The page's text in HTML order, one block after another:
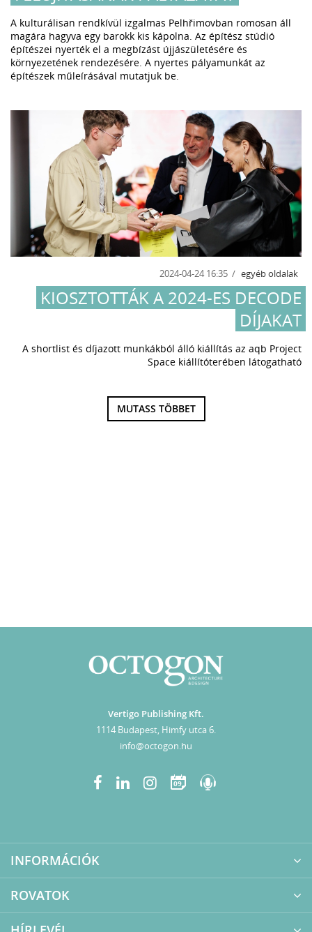
A kulturálisan rendkívül izgalmas Pelhřimovban romosan áll
magára hagyva egy barokk kis kápolna. Az építész stúdió
építészei nyerték el a megbízást újjászületésére és
környezetének rendezésére. A nyertes pályamunkát az
építészek műleírásával mutatjuk be.
2024-04-24 16:35 egyéb oldalak
KIOSZTOTTÁK A 2024-ES DECODE
DÍJAKAT
A shortlist és díjazott munkákból álló kiállítás az aqb Project
Space kiállítóterében látogatható
MUTASS TÖBBET
Vertigo Publishing Kft.
1114 Budapest, Himfy utca 6.
info@octogon.hu
09
INFORMÁCIÓK
ROVATOK